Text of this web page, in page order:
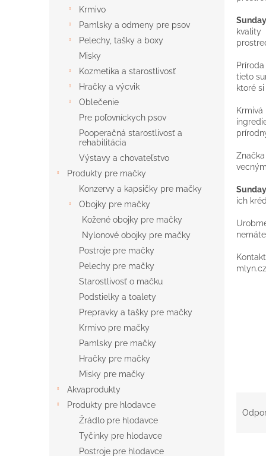
Krmivo
Pamlsky a odmeny pre psov
Pelechy, tašky a boxy
Misky
Kozmetika a starostlivosť
Hračky a výcvik
Oblečenie
Pre poľovníckych psov
Pooperačná starostlivosť a
rehabilitácia
Výstavy a chovateľstvo
Produkty pre mačky
Konzervy a kapsičky pre mačky
Obojky pre mačky
Kožené obojky pre mačky
Nylonové obojky pre mačky
Postroje pre mačky
Pelechy pre mačky
Starostlivosť o mačku
Podstielky a toalety
Prepravky a tašky pre mačky
Krmivo pre mačky
Pamlsky pre mačky
Hračky pre mačky
Misky pre mačky
Akvaprodukty
Produkty pre hlodavce
Žrádlo pre hlodavce
Tyčinky pre hlodavce
Postroje pre hlodavce
kvality
tieto
ktoré
ich
mlyn.cz